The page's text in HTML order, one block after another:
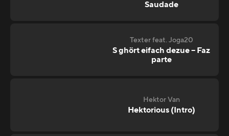
Saudade
Texter feat. Joga20
S ghört eifach dezue – Faz
parte
Hektor Van
Hektorious (Intro)